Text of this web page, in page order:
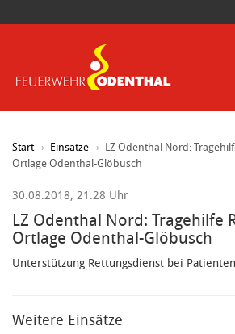
Start Einsätze
LZ Odenthal Nord:
Ortlage Odenthal-Glöbusch
30.08.2018, 21:28 Uhr
LZ Odenthal Nord: Tragehilfe
Ortlage Odenthal-Glöbusch
Unterstützung Rettungsdienst bei
Weitere Einsätze